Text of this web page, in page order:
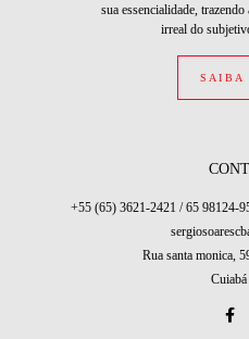
sua essencialidade,
irreal do
SAIBA
+55 (65) 3621-2421 / 65 98124-
Rua santa monica,